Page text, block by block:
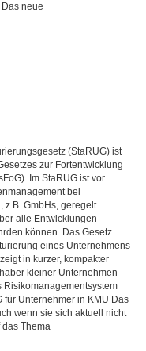
Das neue
(StaRUG) ist
zur Fortentwicklung
Im StaRUG ist vor
bei
z.B. GmbHs, geregelt.
alle Entwicklungen
können. Das Gesetz
eines Unternehmens
in kurzer, kompakter
kleiner Unternehmen
für Unternehmer in KMU Das
wenn sie sich aktuell nicht
Thema